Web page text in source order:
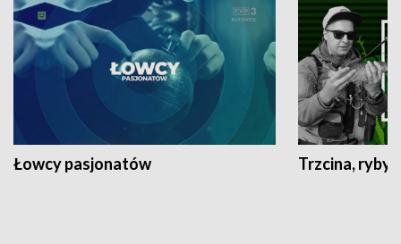
Łowcy pasjonatów Trzcina, ryby